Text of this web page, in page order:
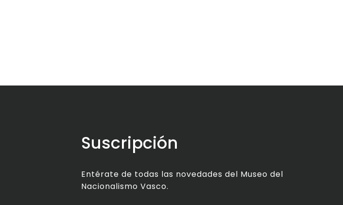
Suscripción
Entérate de todas las novedades del Museo del
Nacionalismo Vasco.